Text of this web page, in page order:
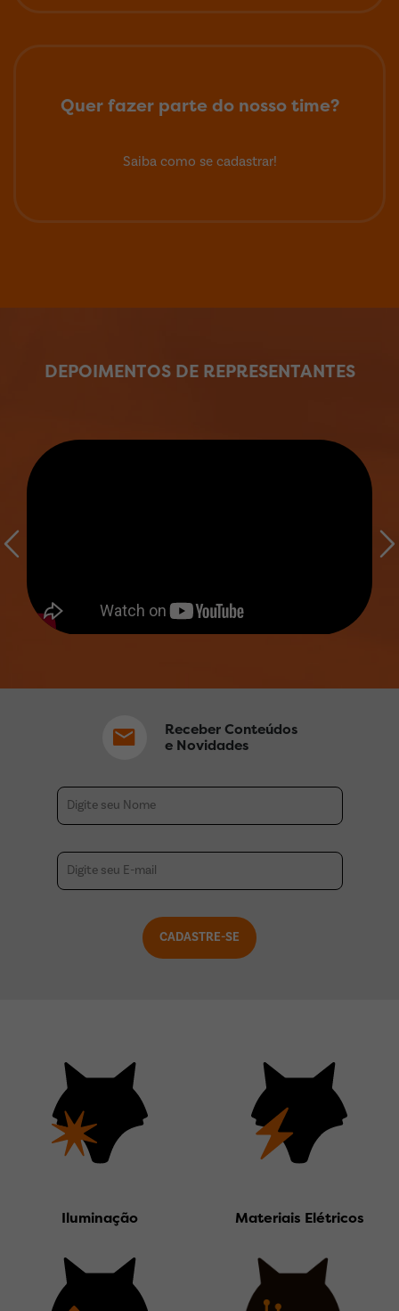
Quer fazer parte do nosso time?
Saiba como se cadastrar!
DEPOIMENTOS DE REPRESENTANTES
Receber Conteúdos
e Novidades
Iluminação Materiais Elétricos